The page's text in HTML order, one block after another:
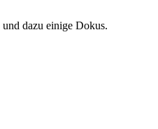
dazu einige Dokus.